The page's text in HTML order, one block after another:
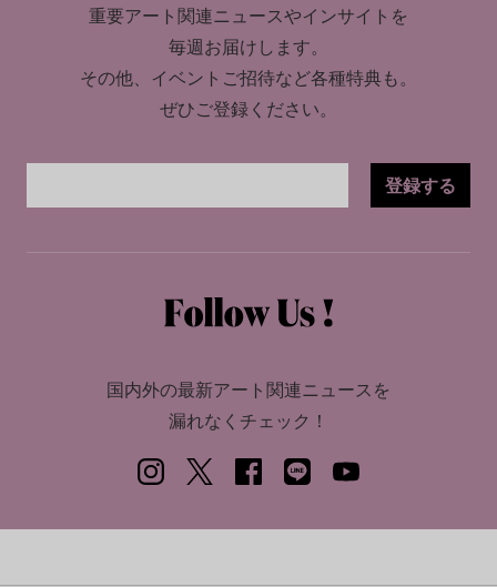
重要アート関連ニュースやインサイトを
毎週お届けします。
その他、イベントご招待など各種特典も。
ぜひご登録ください。
登録する
国内外の最新アート関連ニュースを
漏れなくチェック！